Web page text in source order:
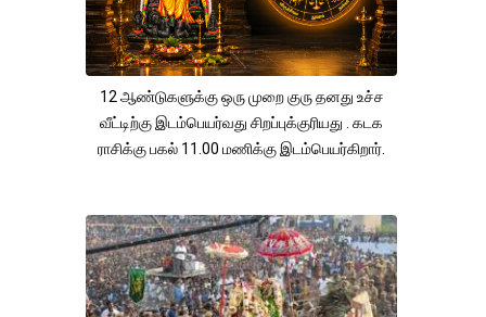
12 ஆண்டுகளுக்கு ஒரு முறை குரு தனது உச்ச
வீட்டிற்கு இடம்பெயர்வது சிறப்புக்குரியது . கடக
ராசிக்கு பகல் 11.00 மணிக்கு இடம்பெயர்கிறார்.